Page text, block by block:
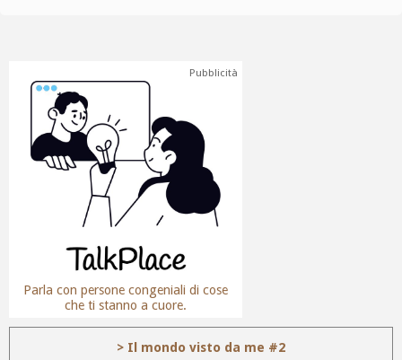
Pubblicità
Parla con persone congeniali di cose
che ti stanno a cuore.
> Il mondo visto da me #2